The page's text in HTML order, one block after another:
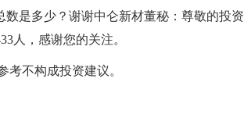
数是多少？谢谢中仑新材董秘：尊敬的投资
人，感谢您的关注。
考不构成投资建议。